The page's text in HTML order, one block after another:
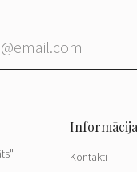
Kontakti